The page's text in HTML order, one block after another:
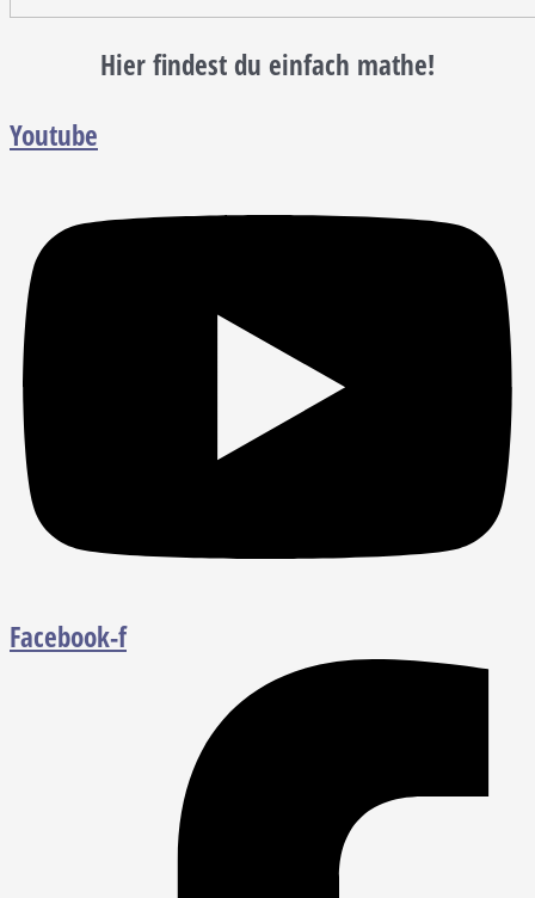
Hier findest du einfach mathe!
Youtube
Facebook-f